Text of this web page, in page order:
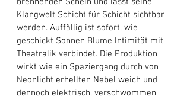
Klangwelt Schicht für Schicht sichtbar
werden. Auffällig ist sofort, wie
geschickt Sonnen Blume Intimität mit
Theatralik verbindet. Die Produktion
wirkt wie ein Spaziergang durch von
Neonlicht erhellten Nebel weich und
dennoch elektrisch, verschwommen